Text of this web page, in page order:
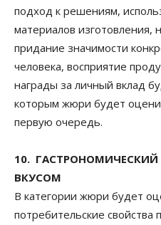
подход к решениям,
материалов изготовления,
придание значимости
человека, восприятие
награды за личный вклад
которым жюри будет
первую очередь.
10.
ВКУСОМ
В категории жюри будет
потребительские